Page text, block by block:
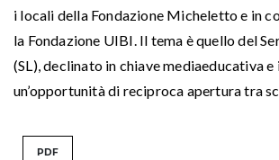
i locali della Fondazione Micheletto e in
la Fondazione UIBI. Il tema è quello del
(SL), declinato in chiave mediaeducativa
un’opportunità di reciproca apertura tra
PDF